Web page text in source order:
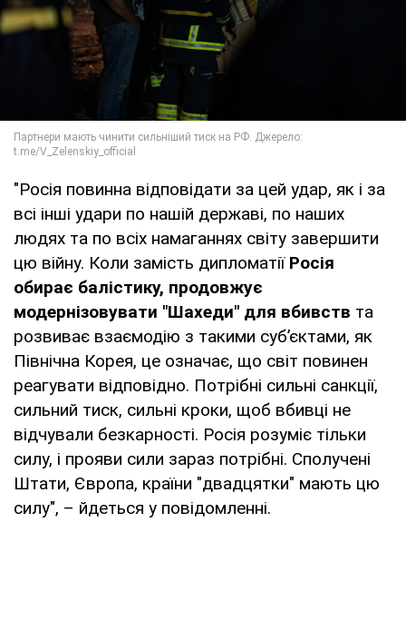
"Росія повинна відповідати за цей удар, як і за
всі інші удари по нашій державі, по наших
людях та по всіх намаганнях світу завершити
цю війну. Коли замість дипломатії Росія
обирає балістику, продовжує
модернізовувати "Шахеди" для вбивств та
розвиває взаємодію з такими субʼєктами, як
Північна Корея, це означає, що світ повинен
реагувати відповідно. Потрібні сильні санкції,
сильний тиск, сильні кроки, щоб вбивці не
відчували безкарності. Росія розуміє тільки
силу, і прояви сили зараз потрібні. Сполучені
Штати, Європа, країни "двадцятки" мають цю
силу", – йдеться у повідомленні.